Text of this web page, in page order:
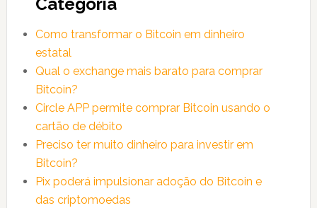
janela) janela)
Como transformar o Bitcoin em dinheiro
estatal
Qual o exchange mais barato para comprar
Bitcoin?
Circle APP permite comprar Bitcoin usando o
cartão de débito
Preciso ter muito dinheiro para investir em
Bitcoin?
Pix poderá impulsionar adoção do Bitcoin e
das criptomoedas